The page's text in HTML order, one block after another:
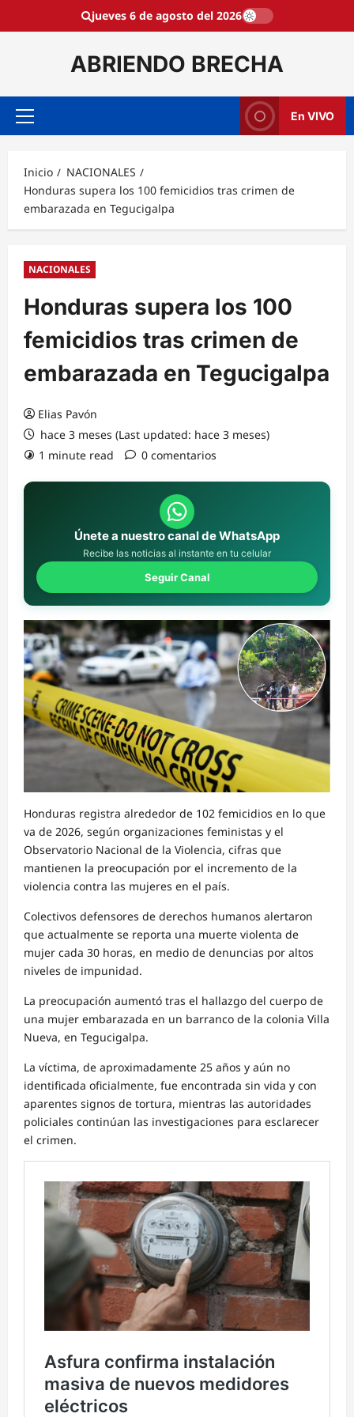
jueves 6 de agosto del 2026
ABRIENDO BRECHA
Menú
En VIVO
Inicio
NACIONALES
Honduras supera los 100 femicidios tras crimen de
embarazada en Tegucigalpa
NACIONALES
Honduras supera los 100
femicidios tras crimen de
embarazada en Tegucigalpa
Elias Pavón
hace 3 meses (Last updated: hace 3 meses)
1 minute read
0 comentarios
Únete a nuestro canal de WhatsApp
Recibe las noticias al instante en tu celular
Seguir Canal
Honduras registra alrededor de 102 femicidios en lo que
va de 2026, según organizaciones feministas y el
Observatorio Nacional de la Violencia, cifras que
mantienen la preocupación por el incremento de la
violencia contra las mujeres en el país.
Colectivos defensores de derechos humanos alertaron
que actualmente se reporta una muerte violenta de
mujer cada 30 horas, en medio de denuncias por altos
niveles de impunidad.
La preocupación aumentó tras el hallazgo del cuerpo de
una mujer embarazada en un barranco de la colonia Villa
Nueva, en Tegucigalpa.
La víctima, de aproximadamente 25 años y aún no
identificada oficialmente, fue encontrada sin vida y con
aparentes signos de tortura, mientras las autoridades
policiales continúan las investigaciones para esclarecer
el crimen.